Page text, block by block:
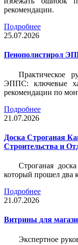
рекомендации.
Подробнее
25.07.2026
Пенополистирол
Практическое
ЭППС: ключевые
рекомендации по
Подробнее
21.07.2026
Доска Строганая
Строительства и
Строганая
который прошел два
Подробнее
21.07.2026
Витрины для
Экспертное